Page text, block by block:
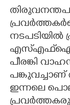
നടപടിയിൽ
എസ്എഫ്ഐ
പീരങ്കി
ഇന്നലെ